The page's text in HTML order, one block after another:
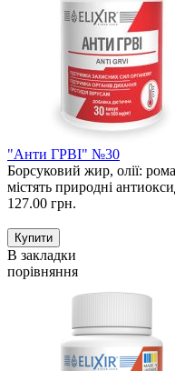
"Анти ГРВІ" №30
Борсуковий жир, олії:
містять природні
127.00 грн.
В закладки
порівняння